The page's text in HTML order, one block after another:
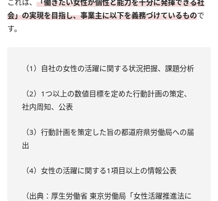
会」の実現を目指し、事業主に以下を義務づけているもので
す。
（1）自社の女性の活躍に関する状況把握、課題分析
（2）1つ以上の数値目標を定めた行動計画の策定、
社内周知、公表
（3）行動計画を策定した旨の都道府県労働局への届
出
（4）女性の活躍に関する1項目以上の情報公表
（出典：厚生労働省 東京労働局「女性活躍推進法に